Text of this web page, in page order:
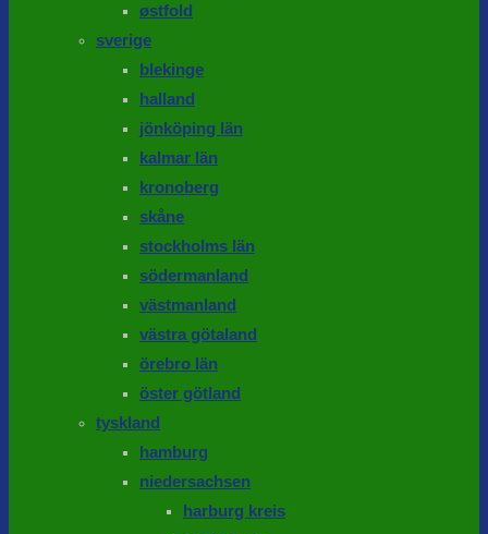
østfold
sverige
blekinge
halland
jönköping län
kalmar län
kronoberg
skåne
stockholms län
södermanland
västmanland
västra götaland
örebro län
öster götland
tyskland
hamburg
niedersachsen
harburg kreis